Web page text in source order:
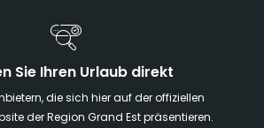
Sie Ihren Urlaub direkt
die sich hier auf der offiziellen
der Region Grand Est präsentieren.